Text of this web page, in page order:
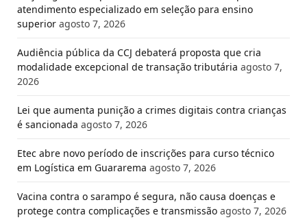
atendimento especializado em seleção para ensino
superior agosto 7, 2026
Audiência pública da CCJ debaterá proposta que cria
modalidade excepcional de transação tributária agosto 7,
2026
Lei que aumenta punição a crimes digitais contra crianças
é sancionada agosto 7, 2026
Etec abre novo período de inscrições para curso técnico
em Logística em Guararema agosto 7, 2026
Vacina contra o sarampo é segura, não causa doenças e
protege contra complicações e transmissão agosto 7, 2026